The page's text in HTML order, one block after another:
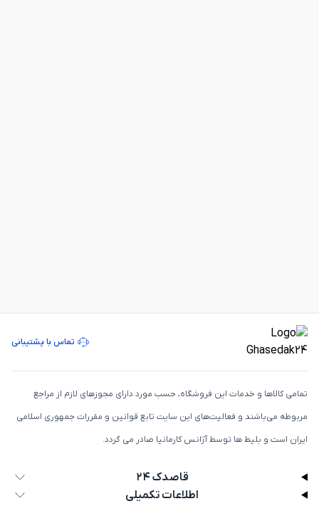
تماس با پشتیبانی
تمامی كالاها و خدمات اين فروشگاه، حسب مورد دارای مجوزهای لازم از مراجع
مربوطه می‌باشند و فعاليت‌های اين سايت تابع قوانين و مقررات جمهوری اسلامی
ايران است و بلیط ها توسط آژانس کارمانیا صادر می گردد.
قاصدک ۲۴
اطلاعات تکمیلی